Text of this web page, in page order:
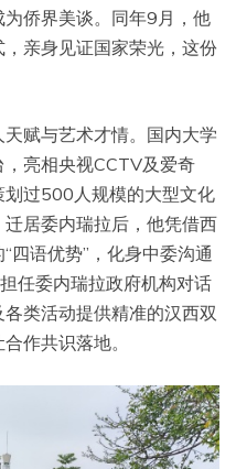
侨界美谈。同年9月，他
亲身见证国家荣光，这份
赋与艺术才情。国内大学
亮相央视CCTV及爱奇
过500人规模的大型文化
居委内瑞拉后，他凭借西
四语优势”，化身中委沟通
任委内瑞拉政府机构对话
类活动提供精准的汉西双
作共识落地。